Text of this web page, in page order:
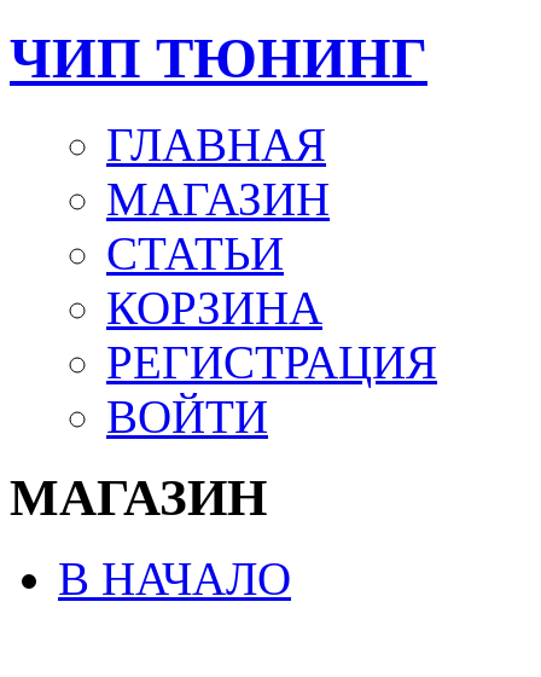
ЧИП ТЮНИНГ
ГЛАВНАЯ
МАГАЗИН
СТАТЬИ
КОРЗИНА
РЕГИСТРАЦИЯ
ВОЙТИ
МАГАЗИН
В НАЧАЛО